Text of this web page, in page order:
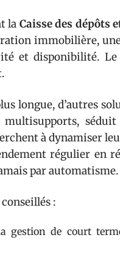
la Caisse des dépôts
immobilière,
et disponibilité.
longue, d’autres
à dynamiser
régulier en
par automatisme.
:
gestion de court